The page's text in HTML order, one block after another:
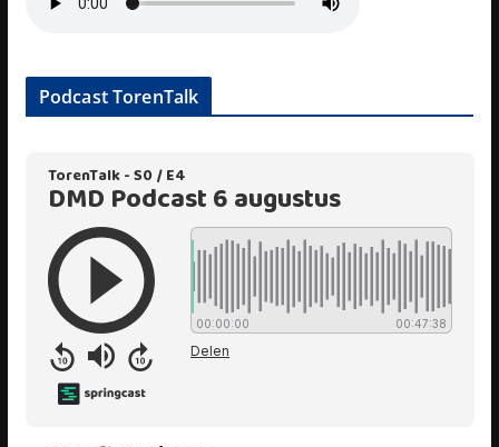
Podcast TorenTalk